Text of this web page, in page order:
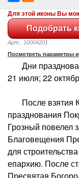
Для этой иконы Вы
Арт.: 10004201
Посмотреть параметры
Дни
21 июля; 22
После взятия
празднования
Грозный повелел
Благовещения
для
епархию. После
Пресвятая